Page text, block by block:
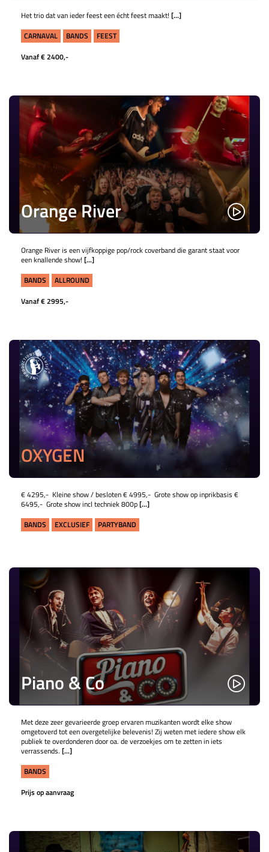
Het trio dat van ieder feest een écht feest maakt! [...]
CARNAVAL
BANDS
FEEST
Vanaf € 2400,-
Orange River
Orange River is een vijfkoppige pop/rock coverband die garant staat voor
een knallende show! [...]
BANDS
ALLROUND
Vanaf € 2995,-
OXYGEN
€ 4295,- Kleine show / besloten € 4995,- Grote show op inprikbasis €
6495,- Grote show incl techniek 800p[...]
BANDS
EXCLUSIEF PARTYBAND
Piano & Co
Met deze zeer gevarieerde groep ervaren muzikanten wordt elke show
omgetoverd tot een overgetelijke belevenis! Zij weten met iedere show elk
publiek te overdonderen door oa. de verzoekjes om te zetten in iets
verrassends. [...]
BANDS
Prijs op aanvraag